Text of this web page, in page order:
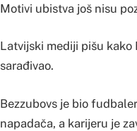
Motivi ubistva još nisu
Latvijski mediji pišu kako
sarađivao.
Bezzubovs je bio
napadača, a karijeru je